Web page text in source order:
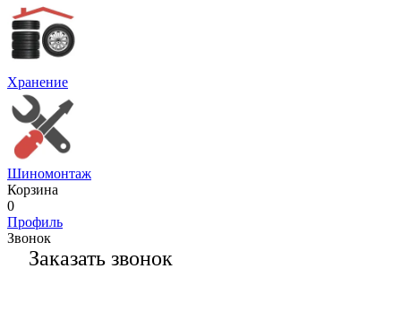
Хранение
Шиномонтаж
Корзина
0
Профиль
Звонок
Заказать звонок